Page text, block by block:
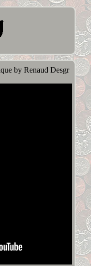
by Renaud Desgr